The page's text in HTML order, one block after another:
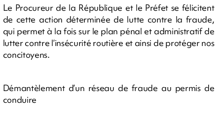
Le Procureur de la République et le Préfet se félicitent
de cette action déterminée de lutte contre la fraude,
qui permet à la fois sur le plan pénal et administratif de
lutter contre l’insécurité routière et ainsi de protéger nos
concitoyens.
Démantèlement d’un réseau de fraude au permis de
conduire